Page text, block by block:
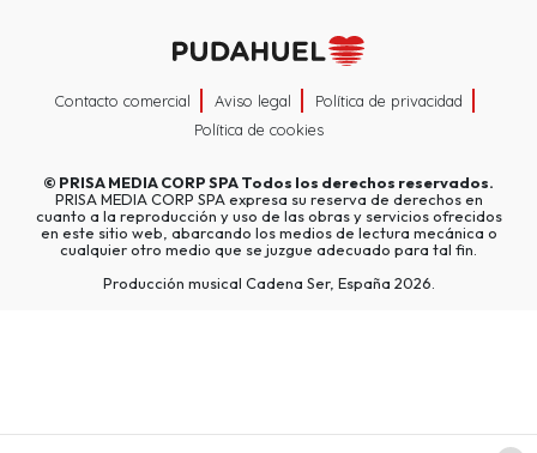
Contacto comercial Aviso legal
Política de privacidad
Política de cookies
© PRISA MEDIA CORP SPATodos los derechos reservados.
PRISA MEDIA CORP SPA expresa su reserva de derechos en
cuanto a la reproducción y uso de las obras y servicios ofrecidos
en este sitio web, abarcando los medios de lectura mecánica o
cualquier otro medio que se juzgue adecuado para tal fin.
Producción musical Cadena Ser, España 2026.